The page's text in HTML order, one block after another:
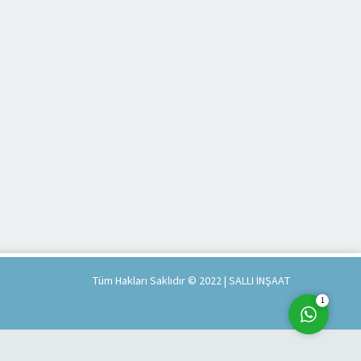
Tüm Hakları Saklıdır © 2022 | SALLI İNŞAAT
1